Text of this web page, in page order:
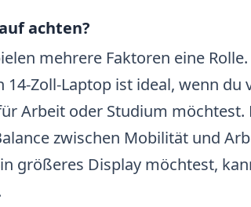
achten?
mehrere Faktoren eine
Zoll-Laptop ist ideal, wenn du
Arbeit oder Studium möchtest.
zwischen Mobilität und
größeres Display möchtest,